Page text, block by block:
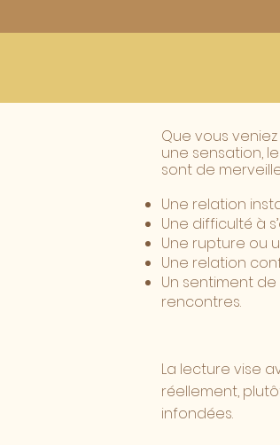
Que vous
une sensation, le
sont de
Une relation
Une difficulté à
Une rupture ou
Une relation
Un sentiment
rencontres.
La lecture vise
réellement,
infondées.